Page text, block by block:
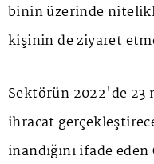
binin üzerinde
kişinin de ziyaret
Sektörün 2022'de 23
ihracat
inandığını ifade